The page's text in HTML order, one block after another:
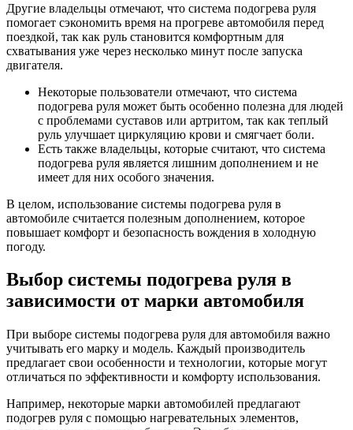
Другие владельцы отмечают, что система подогрева руля
помогает сэкономить время на прогреве автомобиля перед
поездкой, так как руль становится комфортным для
схватывания уже через несколько минут после запуска
двигателя.
Некоторые пользователи отмечают, что система
подогрева руля может быть особенно полезна для людей
с проблемами суставов или артритом, так как теплый
руль улучшает циркуляцию крови и смягчает боли.
Есть также владельцы, которые считают, что система
подогрева руля является лишним дополнением и не
имеет для них особого значения.
В целом, использование системы подогрева руля в
автомобиле считается полезным дополнением, которое
повышает комфорт и безопасность вождения в холодную
погоду.
Выбор системы подогрева руля в
зависимости от марки автомобиля
При выборе системы подогрева руля для автомобиля важно
учитывать его марку и модель. Каждый производитель
предлагает свои особенности и технологии, которые могут
отличаться по эффективности и комфорту использования.
Например, некоторые марки автомобилей предлагают
подогрев руля с помощью нагревательных элементов,